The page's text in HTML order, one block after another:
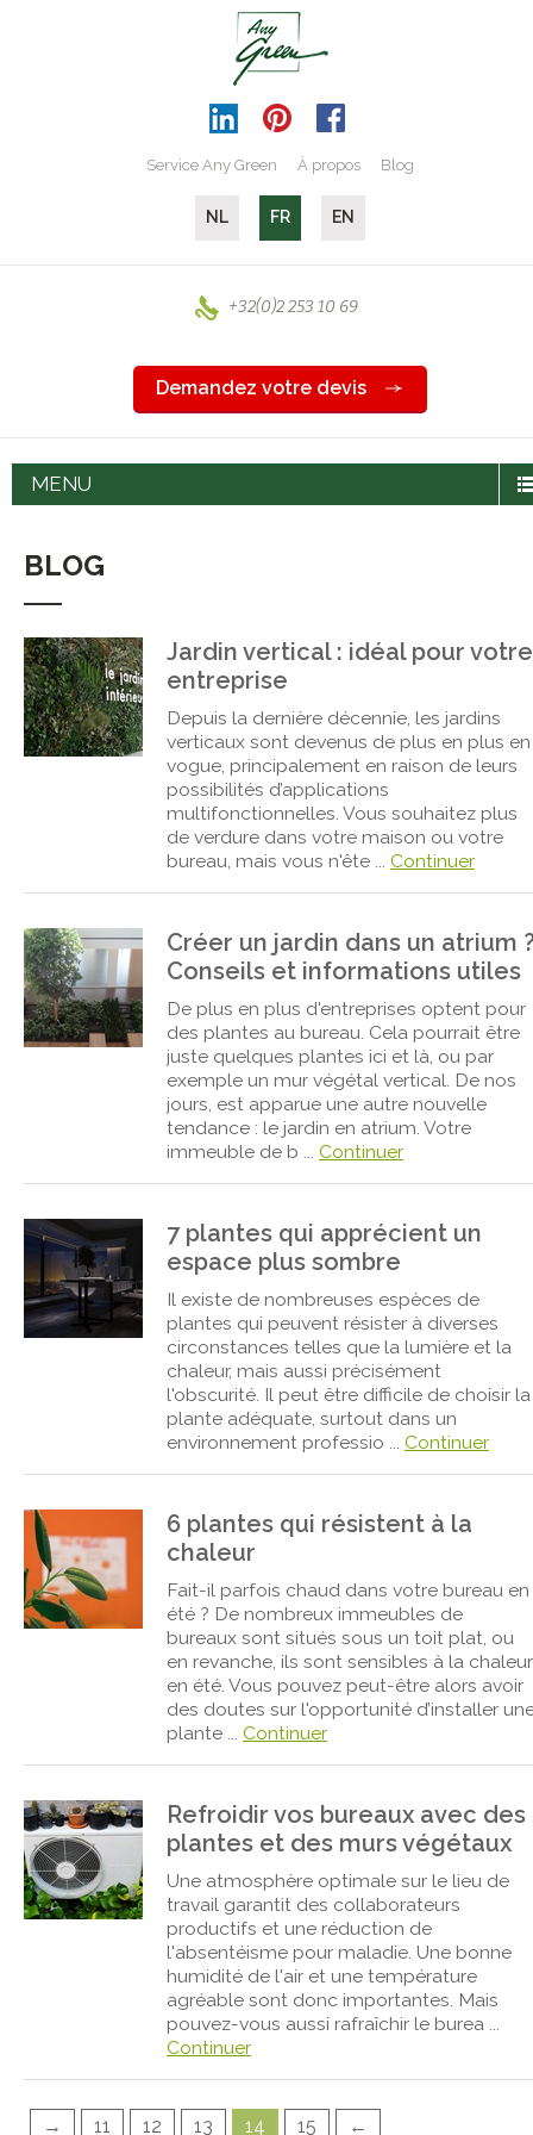
Service Any Green À propos Blog
NL FR EN
+32(0)2 253 10 69
Demandez votre devis
MENU
BLOG
Jardin vertical : idéal pour votre
entreprise
Depuis la dernière décennie, les jardins
verticaux sont devenus de plus en plus en
vogue, principalement en raison de leurs
possibilités d’applications
multifonctionnelles. Vous souhaitez plus
de verdure dans votre maison ou votre
bureau, mais vous n'ête ... Continuer
Créer un jardin dans un atrium
Conseils et informations utiles
De plus en plus d'entreprises optent pour
des plantes au bureau. Cela pourrait être
juste quelques plantes ici et là, ou par
exemple un mur végétal vertical. De nos
jours, est apparue une autre nouvelle
tendance : le jardin en atrium. Votre
immeuble de b ... Continuer
7 plantes qui apprécient un
espace plus sombre
Il existe de nombreuses espèces de
plantes qui peuvent résister à diverses
circonstances telles que la lumière et la
chaleur, mais aussi précisément
l'obscurité. Il peut être difficile de choisir la
plante adéquate, surtout dans un
environnement professio ... Continuer
6 plantes qui résistent à la
chaleur
Fait-il parfois chaud dans votre bureau en
été ? De nombreux immeubles de
bureaux sont situés sous un toit plat, ou
en revanche, ils sont sensibles à la chaleur
en été. Vous pouvez peut-être alors avoir
des doutes sur l'opportunité d’installer
plante ... Continuer
Refroidir vos bureaux avec des
plantes et des murs végétaux
Une atmosphère optimale sur le lieu de
travail garantit des collaborateurs
productifs et une réduction de
l'absentéisme pour maladie. Une bonne
humidité de l'air et une température
agréable sont donc importantes. Mais
pouvez-vous aussi rafraîchir le burea ...
Continuer
→ 11 12 13 14 15 ←